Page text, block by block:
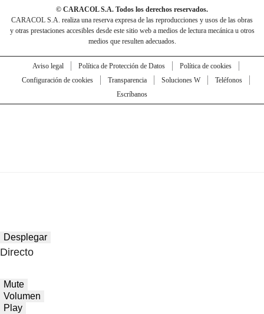
© CARACOL S.A. Todos los derechos reservados.
CARACOL S.A. realiza una reserva expresa de las reproducciones y usos de las obras
y otras prestaciones accesibles desde este sitio web a medios de lectura mecánica u otros
medios que resulten adecuados.
Aviso legal Política de Protección de Datos
Política de cookies
Configuración de cookies
Transparencia Soluciones W
Teléfonos
Escríbanos
Desplegar
Directo
Mute
Volumen
Play